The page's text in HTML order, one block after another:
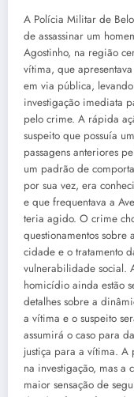
A Polícia Militar de
de assassinar um
Agostinho, na região
vítima, que
em via pública,
investigação imediata
pelo crime. A rápida
suspeito que possuía
passagens anteriores
um padrão de
por sua vez, era
e que frequentava a
teria agido. O crime
questionamentos sobre
cidade e o tratamento
vulnerabilidade social.
homicídio ainda estão
detalhes sobre a
a vítima e o suspeito
assumirá o caso para
justiça para a vítima. A
na investigação, mas a
maior sensação de